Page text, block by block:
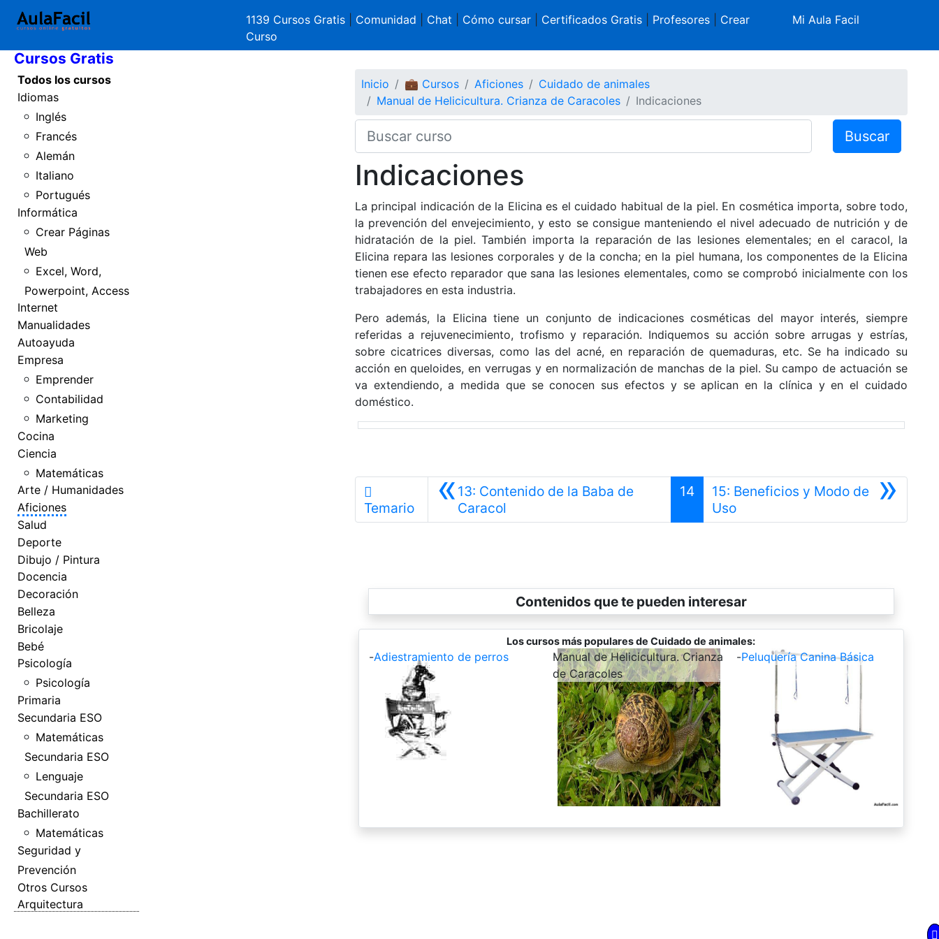
1139 Cursos Gratis Comunidad Chat Cómo cursar| Certificados Gratis| Profesores| Crear
Curso
Mi Aula Facil
Inicio
Cursos Gratis
Todos los cursos
Idiomas
Inglés
Francés
Alemán
Italiano
Portugués
Informática
Crear Páginas
Web
Excel, Word,
Powerpoint, Access
Internet
Manualidades
Autoayuda
Empresa
Emprender
Contabilidad
Marketing
Cocina
Ciencia
Matemáticas
Arte / Humanidades
Aficiones
Salud
Deporte
Dibujo / Pintura
Docencia
Decoración
Belleza
Bricolaje
Bebé
Psicología
Psicología
Primaria
Secundaria ESO
Matemáticas
Secundaria ESO
Lenguaje
Secundaria ESO
Bachillerato
Matemáticas
Seguridad y
Prevención
Otros Cursos
Arquitectura
Inicio 💼 Cursos Aficiones
Cuidado de animales
Manual de Helicicultura. Crianza de Caracoles
Indicaciones
Buscar
Indicaciones
La principal indicación de la Elicina es el cuidado habitual de la piel. En cosmética importa, sobre todo,
la prevención del envejecimiento, y esto se consigue manteniendo el nivel adecuado de nutrición y de
hidratación de la piel. También importa la reparación de las lesiones elementales; en el caracol, la
Elicina repara las lesiones corporales y de la concha; en la piel humana, los componentes de la Elicina
tienen ese efecto reparador que sana las lesiones elementales, como se comprobó inicialmente con los
trabajadores en esta industria.
Pero además, la Elicina tiene un conjunto de indicaciones cosméticas del mayor interés, siempre
referidas a rejuvenecimiento, trofismo y reparación. Indiquemos su acción sobre arrugas y estrías,
sobre cicatrices diversas, como las del acné, en reparación de quemaduras, etc. Se ha indicado su
acción en queloides, en verrugas y en normalización de manchas de la piel. Su campo de actuación se
va extendiendo, a medida que se conocen sus efectos y se aplican en la clínica y en el cuidado
doméstico.
Temario «13: Contenido de la Baba de
Caracol
14 »
15: Beneficios y Modo de
UsoSiguiente
Contenidos que te pueden interesar
Los cursos más populares de Cuidado de animales:
-Adiestramiento de perros -
Manual de Helicicultura. Crianza
de Caracoles
-Peluquería Canina Básica